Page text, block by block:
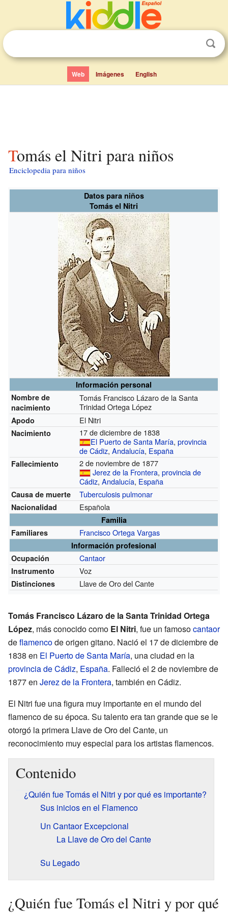
Web Imágenes English
Tomás el Nitri para niños
Enciclopedia para niños
Datos para niños
Tomás el Nitri
Información personal
Nombre de
nacimiento
Tomás Francisco Lázaro de la Santa
Trinidad Ortega López
Apodo El Nitri
Nacimiento
17 de diciembre de 1838
El Puerto de Santa María,provincia
de Cádiz,Andalucía, España
Fallecimiento
2 de noviembre de 1877
Jerez de la Frontera,provincia de
Cádiz,Andalucía, España
Causa de muerte Tuberculosis pulmonar
Nacionalidad Española
Familia
Familiares
Francisco Ortega Vargas
Información profesional
Ocupación
Cantaor
Instrumento Voz
Distinciones Llave de Oro del Cante
Tomás Francisco Lázaro de la Santa Trinidad Ortega
López, más conocido como El Nitri, fue un famosocantaor
deflamencode origen gitano. Nació el 17 de diciembre de
1838 en El Puerto de Santa María, una ciudad en la
provincia de Cádiz, España. Falleció el 2 de noviembre de
1877 en Jerez de la Frontera, también en Cádiz.
El Nitri fue una figura muy importante en el mundo del
flamenco de su época. Su talento era tan grande que se le
otorgó la primera Llave de Oro del Cante, un
reconocimiento muy especial para los artistas flamencos.
Contenido
¿Quién fue Tomás el Nitri y por qué es importante?
Sus inicios en el Flamenco
Un Cantaor Excepcional
La Llave de Oro del Cante
Su Legado
¿Quién fue Tomás el Nitri y por qué